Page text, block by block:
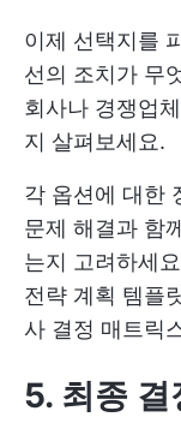
이제 선택지를
선의 조치가 무
회사나 경쟁업
지 살펴보세요.
각 옵션에 대한
문제 해결과 함
는지 고려하세
전략 계획 템플
사 결정 매트릭
5. 최종 결